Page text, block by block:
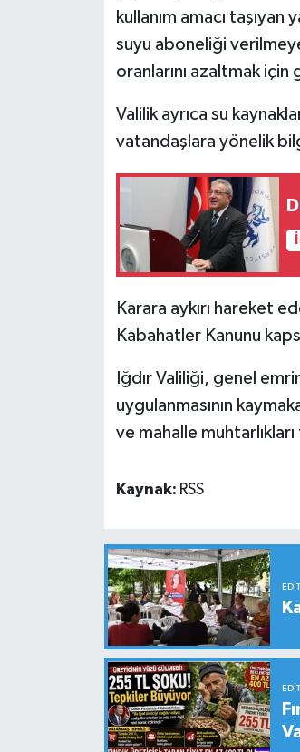
kullanım amacı
suyu aboneliği
oranlarını azaltmak
Valilik ayrıca su
vatandaşlara yönelik
Karara aykırı hareket
Kabahatler Kanunu
Iğdır Valiliği, genel
uygulanmasının
ve mahalle
Kaynak: RSS